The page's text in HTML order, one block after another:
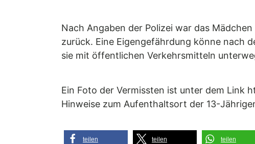
Nach Angaben der Polizei war das
zurück. Eine Eigengefährdung könne nach
sie mit öffentlichen Verkehrsmitteln
Ein Foto der Vermissten ist unter dem
Hinweise zum Aufenthaltsort der 13-
teilen teilen teilen